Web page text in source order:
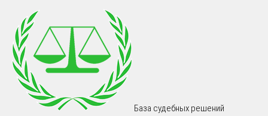
База судебных решений